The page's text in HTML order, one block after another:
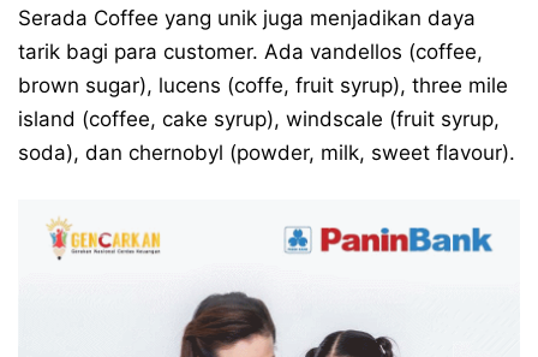
Serada Coffee yang unik juga menjadikan daya
tarik bagi para customer. Ada vandellos (coffee,
brown sugar), lucens (coffe, fruit syrup), three mile
island (coffee, cake syrup), windscale (fruit syrup,
soda), dan chernobyl (powder, milk, sweet flavour).